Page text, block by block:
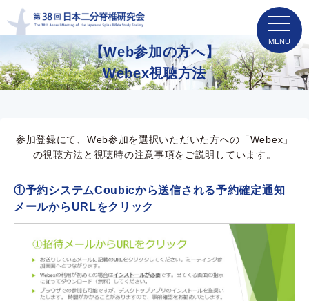
toggle
【Web参加の方へ】
Webex視聴方法
参加登録にて、Web参加を選択いただいた方への「Webex」
の視聴方法と視聴時の注意事項をご説明しています。
①予約システムCoubicから送信される予約確定通知
メールからURLをクリック